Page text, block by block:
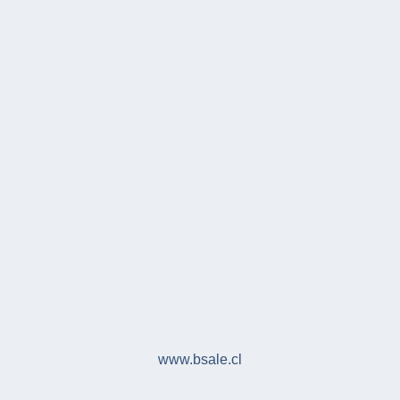
www.bsale.cl